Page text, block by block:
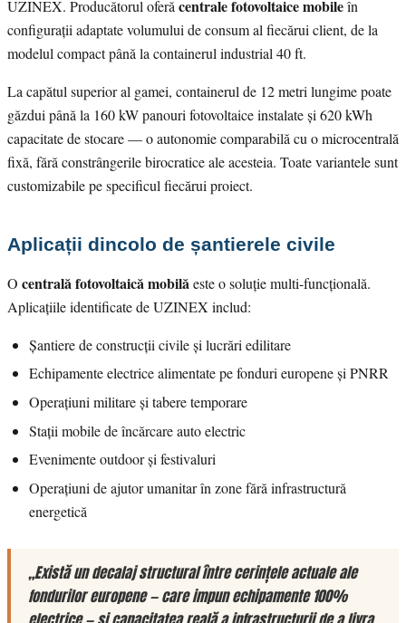
UZINEX. Producătorul oferă centrale fotovoltaice mobileîn
configurații adaptate volumului de consum al fiecărui client, de la
modelul compact până la containerul industrial 40 ft.
La capătul superior al gamei, containerul de 12 metri lungime poate
găzdui până la 160 kW panouri fotovoltaice instalate și 620 kWh
capacitate de stocare — o autonomie comparabilă cu o microcentrală
fixă, fără constrângerile birocratice ale acesteia. Toate variantele sunt
customizabile pe specificul fiecărui proiect.
Aplicații dincolo de șantierele civile
O centrală fotovoltaică mobilăeste o soluție multi-funcțională.
Aplicațiile identificate de UZINEX includ:
Șantiere de construcții civile și lucrări edilitare
Echipamente electrice alimentate pe fonduri europene și PNRR
Operațiuni militare și tabere temporare
Stații mobile de încărcare auto electric
Evenimente outdoor și festivaluri
Operațiuni de ajutor umanitar în zone fără infrastructură
energetică
„Există un decalaj structural între cerințele actuale ale
fondurilor europene — care impun echipamente 100%